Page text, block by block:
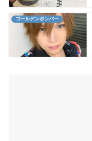
ゴールデンボンバー